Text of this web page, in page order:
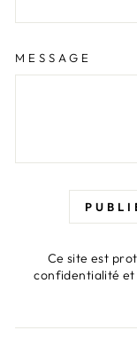
MESSAGE
Ce site est
confidentialité et